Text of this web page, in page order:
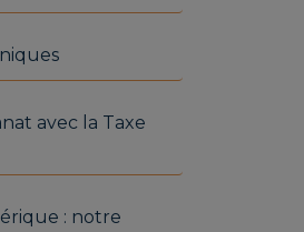
avec la Taxe
: notre